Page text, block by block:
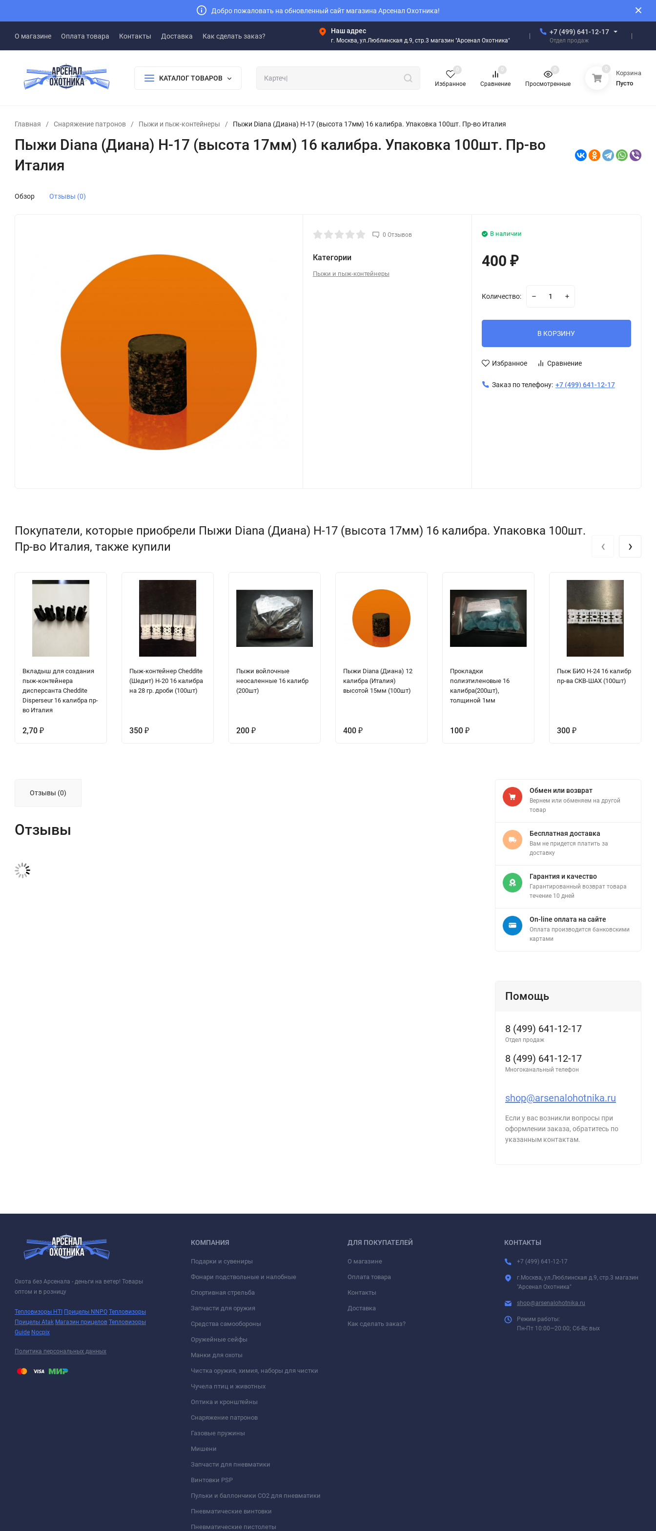
Добро пожаловать на обновленный сайт магазина Арсенал Охотника!
О магазине Оплата товара Контакты Доставка Как сделать заказ?
Наш адрес
г. Москва, ул.Люблинская д.9, стр.3 магазин "Арсенал Охотника"
+7 (499) 641-12-17
Отдел продаж
КАТАЛОГ ТОВАРОВ
Избранное
0
Сравнение
0
Просмотренные
0 0
Корзина
Пусто
Главная / Снаряжение патронов / Пыжи и пыж-контейнеры / Пыжи Diana (Диана) Н-17 (высота 17мм) 16 калибра. Упаковка 100шт. Пр-во Италия
Пыжи Diana (Диана) Н-17 (высота 17мм) 16 калибра. Упаковка 100шт. Пр-во
Италия
Обзор Отзывы (0)
0 Отзывов
Категории
Пыжи и пыж-контейнеры
В наличии
400 ₽
Количество:
В КОРЗИНУ
Избранное Сравнение
Заказ по телефону: +7 (499) 641-12-17
Покупатели, которые приобрели Пыжи Diana (Диана) Н-17 (высота 17мм) 16 калибра. Упаковка 100шт.
Пр-во Италия, также купили
Вкладыш для создания
пыж-контейнера
дисперсанта Cheddite
Disperseur 16 калибра пр-
во Италия
2,70 ₽
Пыж-контейнер Cheddite
(Шедит) H-20 16 калибра
на 28 гр. дроби (100шт)
350 ₽
Пыжи войлочные
неосаленные 16 калибр
(200шт)
200 ₽
Пыжи Diana (Диана) 12
калибра (Италия)
высотой 15мм (100шт)
400 ₽
Прокладки
полиэтиленовые 16
калибра(200шт),
толщиной 1мм
100 ₽
Пыж БИО H-24 16 калибр
пр-ва СКВ-ШАХ (100шт)
300 ₽
‹ ›
Отзывы (0)
Отзывы
Обмен или возврат
Вернем или обменяем на другой
товар
Бесплатная доставка
Вам не придется платить за
доставку
Гарантия и качество
Гарантированный возврат товара
течение 10 дней
On-line оплата на сайте
Оплата производится банковскими
картами
Помощь
8 (499) 641-12-17
Отдел продаж
8 (499) 641-12-17
Многоканальный телефон
shop@arsenalohotnika.ru
Если у вас возникли вопросы при
оформлении заказа, обратитесь по
указанным контактам.
Охота без Арсенала - деньги на ветер! Товары
оптом и в розницу
Тепловизоры HTI Прицелы NNPO Тепловизоры
Прицелы Atak Магазин прицелов Тепловизоры
Guide Nocpix
Политика персональных данных
КОМПАНИЯ
Подарки и сувениры
Фонари подствольные и налобные
Спортивная стрельба
Запчасти для оружия
Средства самообороны
Оружейные сейфы
Манки для охоты
Чистка оружия, химия, наборы для чистки
Чучела птиц и животных
Оптика и кронштейны
Снаряжение патронов
Газовые пружины
Мишени
Запчасти для пневматики
Винтовки PSP
Пульки и баллончики СО2 для пневматики
Пневматические винтовки
Пневматические пистолеты
ДЛЯ ПОКУПАТЕЛЕЙ
О магазине
Оплата товара
Контакты
Доставка
Как сделать заказ?
КОНТАКТЫ
+7 (499) 641-12-17
г.Москва, ул.Люблинская д.9, стр.3 магазин
"Арсенал Охотника"
shop@arsenalohotnika.ru
Режим работы:
Пн-Пт 10:00—20:00; Сб-Вс вых